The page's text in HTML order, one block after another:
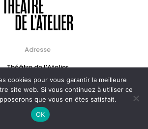
Adresse
Théâtre de l’Atelier
1 place Charles Dullin
75018 Paris
Billetterie
cookies pour vous garantir la meilleure
site web. Si vous continuez à utiliser ce
que vous en êtes satisfait.
OK